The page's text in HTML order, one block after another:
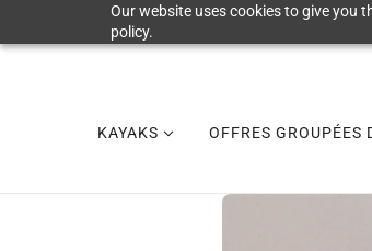
Our website uses cookies to give you
policy.
KAYAKS OFFRES GROUPÉES